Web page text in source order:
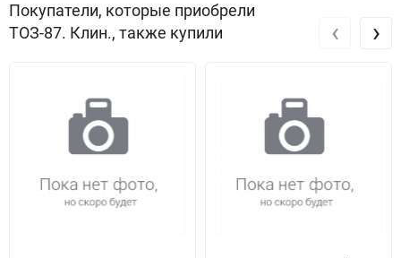
Покупатели, которые приобрели
ТОЗ-87. Клин., также купили
‹ ›